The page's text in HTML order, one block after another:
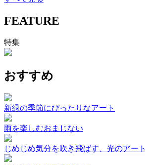
FEATURE
特集
おすすめ
新緑の季節にぴったりなアート
雨を楽しむおまじない
じめじめ気分を吹き飛ばす、光のアート